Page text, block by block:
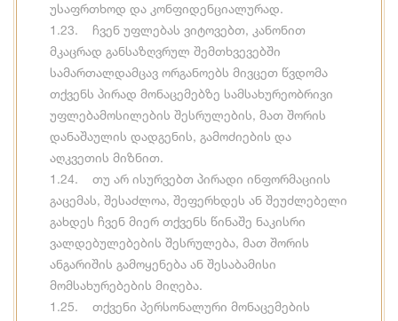
უსაფრთხოდ და კონფიდენციალურად.
1.23. ჩვენ უფლებას ვიტოვებთ, კანონით
მკაცრად განსაზღვრულ შემთხვევებში
სამართალდამცავ ორგანოებს მივცეთ წვდომა
თქვენს პირად მონაცემებზე სამსახურეობრივი
უფლებამოსილების შესრულების, მათ შორის
დანაშაულის დადგენის, გამოძიების და
აღკვეთის მიზნით.
1.24. თუ არ ისურვებთ პირადი ინფორმაციის
გაცემას, შესაძლოა, შეფერხდეს ან შეუძლებელი
გახდეს ჩვენ მიერ თქვენს წინაშე ნაკისრი
ვალდებულებების შესრულება, მათ შორის
ანგარიშის გამოყენება ან შესაბამისი
მომსახურებების მიღება.
1.25. თქვენი პერსონალური მონაცემების